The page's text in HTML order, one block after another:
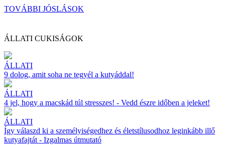
TOVÁBBI JÓSLÁSOK
ÁLLATI CUKISÁGOK
ÁLLATI
9 dolog, amit soha ne tegyél a kutyáddal!
ÁLLATI
4 jel, hogy a macskád túl stresszes! - Vedd észre időben a jeleket!
ÁLLATI
Így válaszd ki a személyiségedhez és életstílusodhoz leginkább illő
kutyafajtát - Izgalmas útmutató